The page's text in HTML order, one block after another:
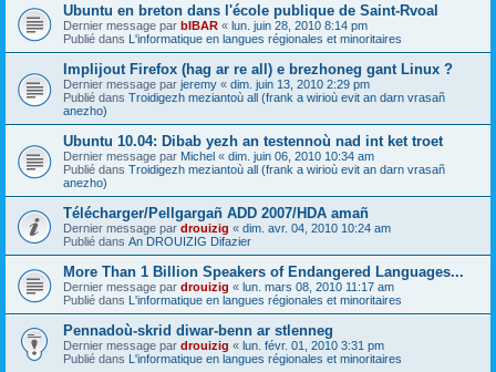
Ubuntu en breton dans l'école publique de Saint-Rvoal
Dernier message par bIBAR « lun. juin 28, 2010 8:14 pm
Publié dans L'informatique en langues régionales et minoritaires
Implijout Firefox (hag ar re all) e brezhoneg gant Linux ?
Dernier message par jeremy « dim. juin 13, 2010 2:29 pm
Publié dans Troidigezh meziantoù all (frank a wirioù evit an darn vrasañ
anezho)
Ubuntu 10.04: Dibab yezh an testennoù nad int ket troet
Dernier message par Michel « dim. juin 06, 2010 10:34 am
Publié dans Troidigezh meziantoù all (frank a wirioù evit an darn vrasañ
anezho)
Télécharger/Pellgargañ ADD 2007/HDA amañ
Dernier message par drouizig « dim. avr. 04, 2010 10:24 am
Publié dans An DROUIZIG Difazier
More Than 1 Billion Speakers of Endangered Languages...
Dernier message par drouizig « lun. mars 08, 2010 11:17 am
Publié dans L'informatique en langues régionales et minoritaires
Pennadoù-skrid diwar-benn ar stlenneg
Dernier message par drouizig « lun. févr. 01, 2010 3:31 pm
Publié dans L'informatique en langues régionales et minoritaires